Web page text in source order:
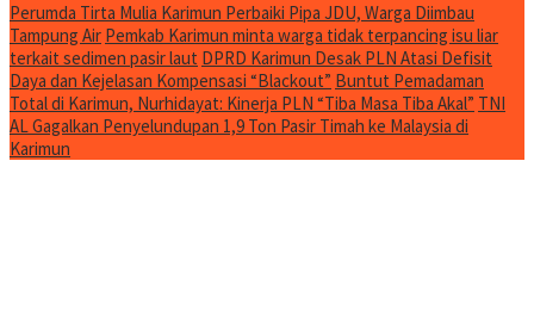
Perumda Tirta Mulia Karimun Perbaiki Pipa JDU, Warga Diimbau
Tampung Air Pemkab Karimun minta warga tidak terpancing isu liar
terkait sedimen pasir laut DPRD Karimun Desak PLN Atasi Defisit
Daya dan Kejelasan Kompensasi “Blackout” Buntut Pemadaman
Total di Karimun, Nurhidayat: Kinerja PLN “Tiba Masa Tiba Akal” TNI
AL Gagalkan Penyelundupan 1,9 Ton Pasir Timah ke Malaysia di
Karimun